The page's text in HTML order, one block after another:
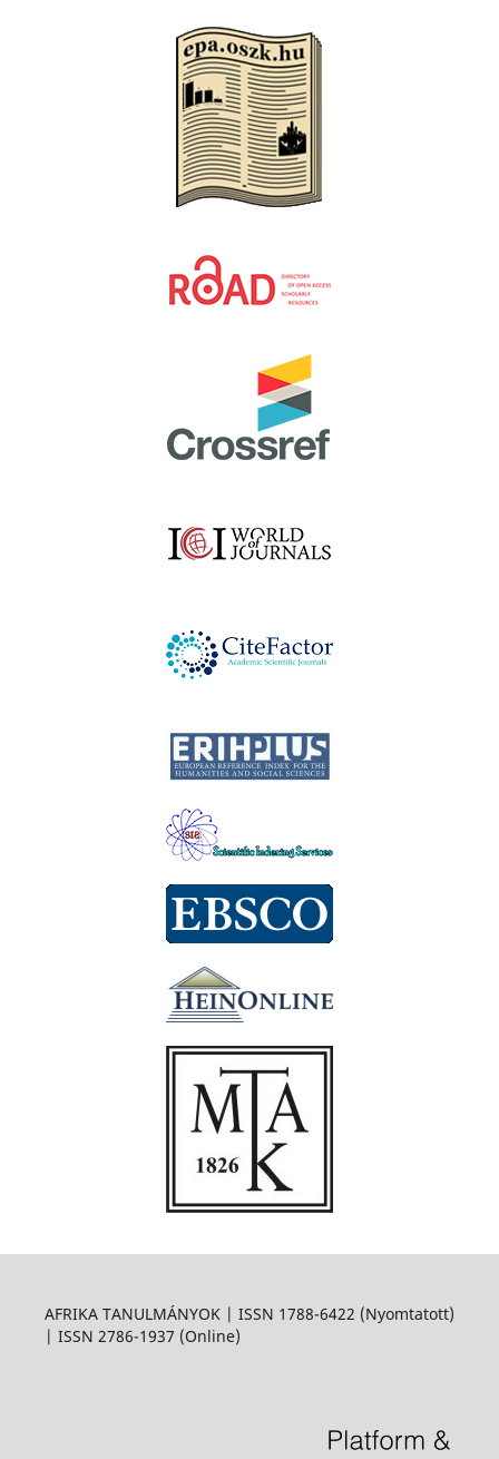
AFRIKA TANULMÁNYOK | ISSN 1788-6422 (Nyomtatott)
| ISSN 2786-1937 (Online)